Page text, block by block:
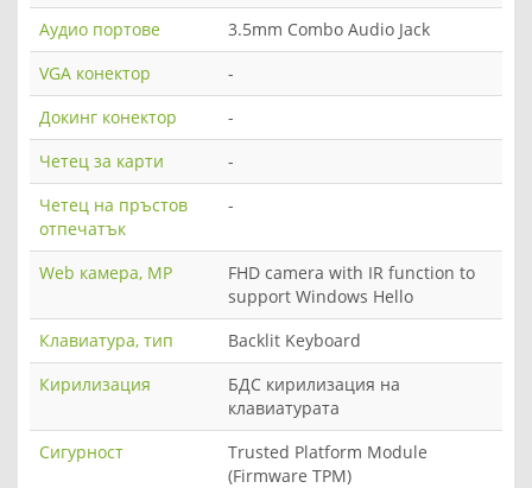
Аудио портове
3.5mm Combo Audio Jack
VGA конектор
-
Докинг конектор
-
Четец за карти
-
Четец на пръстов
отпечатък
-
Web камера, MP
FHD camera with IR function to
support Windows Hello
Клавиатура, тип
Backlit Keyboard
Кирилизация
БДС кирилизация на
клавиатурата
Сигурност
Trusted Platform Module
(Firmware TPM)